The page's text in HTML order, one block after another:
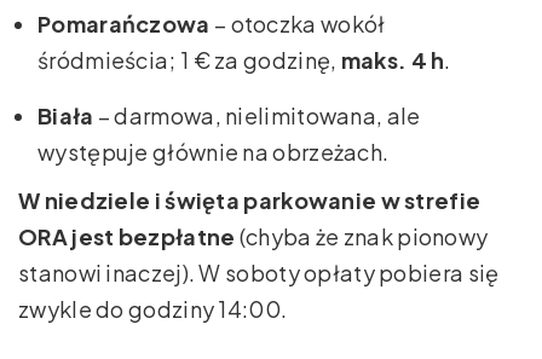
Pomarańczowa – otoczka wokół
śródmieścia; 1 € za godzinę, maks. 4 h.
Biała – darmowa, nielimitowana, ale
występuje głównie na obrzeżach.
W niedziele i święta parkowanie w strefie
ORA jest bezpłatne (chyba że znak pionowy
stanowi inaczej). W soboty opłaty pobiera się
zwykle do godziny 14:00.